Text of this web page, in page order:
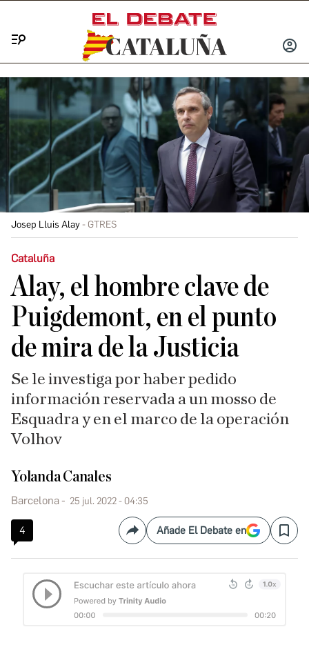
INICIAR
Josep Lluis Alay GTRES
Cataluña
Alay, el hombre clave de
Puigdemont, en el punto
de mira de la Justicia
Se le investiga por haber pedido
información reservada a un mosso de
Esquadra y en el marco de la operación
Volhov
Yolanda Canales
Barcelona 25 jul. 2022 - 04:35
4 CompartirAñade El Debate en Save